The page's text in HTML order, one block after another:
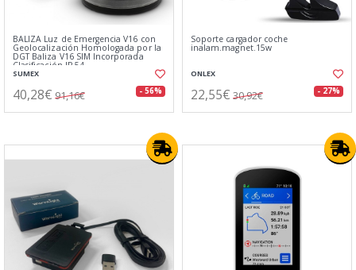
BALIZA Luz de Emergencia V16 con
Geolocalización Homologada por la
DGT Baliza V16 SIM Incorporada
Clasificación IP-54
SUMEX
40,28€ 91,16€ - 56%
Soporte cargador coche
inalam.magnet.15w
ONLEX
22,55€ 30,92€ - 27%